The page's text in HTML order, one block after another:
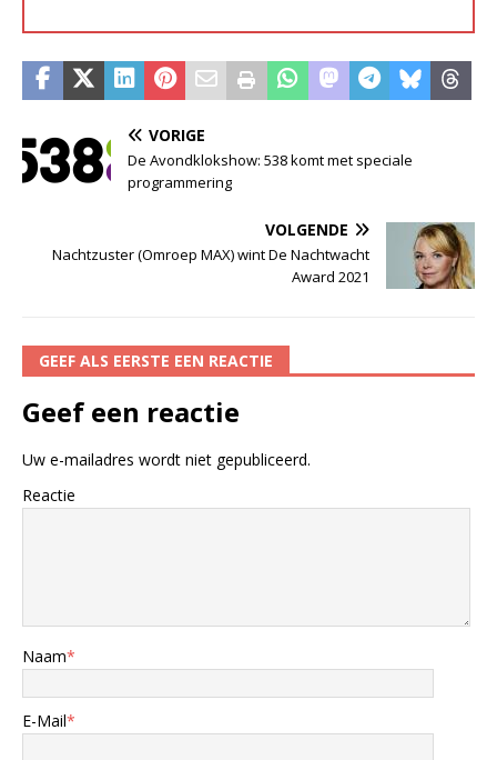
VORIGE
De Avondklokshow: 538 komt met speciale
programmering
VOLGENDE
Nachtzuster (Omroep MAX) wint De Nachtwacht
Award 2021
GEEF ALS EERSTE EEN REACTIE
Geef een reactie
Uw e-mailadres wordt niet gepubliceerd.
Reactie
Naam*
E-Mail*